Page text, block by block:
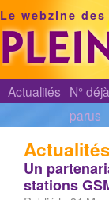
Le webzine
Actualités N° déjà
parus
Actualités
Un
stations